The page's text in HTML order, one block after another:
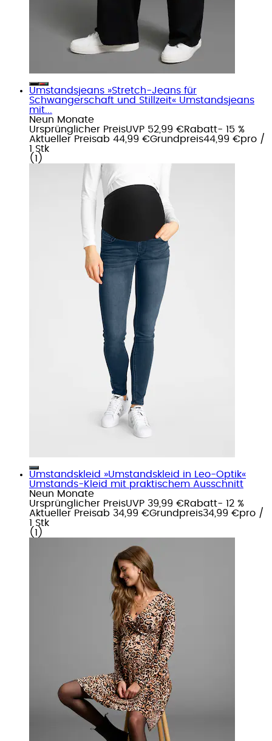
Umstandsjeans »Stretch-Jeans für
Schwangerschaft und Stillzeit« Umstandsjeans
mit...
Neun Monate
Ursprünglicher PreisUVP 52,99 €Rabatt- 15 %
Aktueller Preisab 44,99 €Grundpreis44,99 €pro /
1 Stk
( 1 )
Umstandskleid »Umstandskleid in Leo-Optik«
Umstands-Kleid mit praktischem Ausschnitt
Neun Monate
Ursprünglicher PreisUVP 39,99 €Rabatt- 12 %
Aktueller Preisab 34,99 €Grundpreis34,99 €pro /
1 Stk
( 1 )